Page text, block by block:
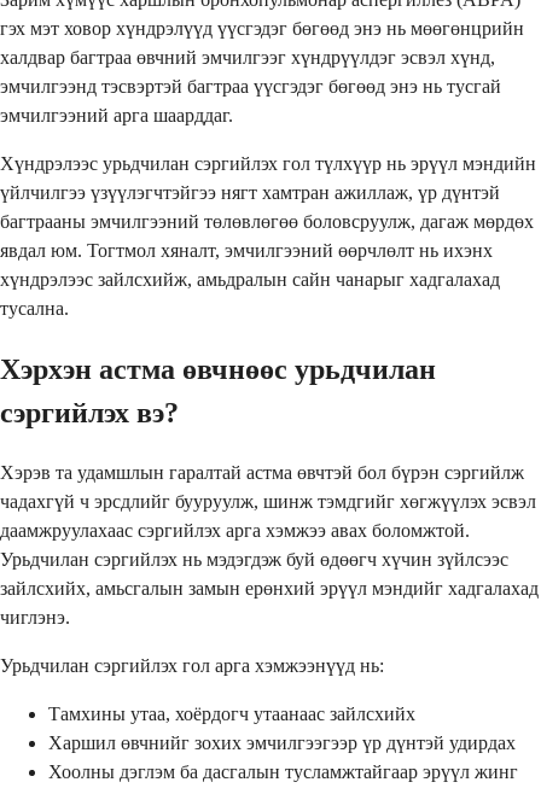
гэх мэт ховор хүндрэлүүд үүсгэдэг бөгөөд энэ нь мөөгөнцрийн
халдвар багтраа өвчний эмчилгээг хүндрүүлдэг эсвэл хүнд,
эмчилгээнд тэсвэртэй багтраа үүсгэдэг бөгөөд энэ нь тусгай
эмчилгээний арга шаарддаг.
Хүндрэлээс урьдчилан сэргийлэх гол түлхүүр нь эрүүл мэндийн
үйлчилгээ үзүүлэгчтэйгээ нягт хамтран ажиллаж, үр дүнтэй
багтрааны эмчилгээний төлөвлөгөө боловсруулж, дагаж мөрдөх
явдал юм. Тогтмол хяналт, эмчилгээний өөрчлөлт нь ихэнх
хүндрэлээс зайлсхийж, амьдралын сайн чанарыг хадгалахад
тусална.
Хэрхэн астма өвчнөөс урьдчилан
сэргийлэх вэ?
Хэрэв та удамшлын гаралтай астма өвчтэй бол бүрэн сэргийлж
чадахгүй ч эрсдлийг бууруулж, шинж тэмдгийг хөгжүүлэх эсвэл
даамжруулахаас сэргийлэх арга хэмжээ авах боломжтой.
Урьдчилан сэргийлэх нь мэдэгдэж буй өдөөгч хүчин зүйлсээс
зайлсхийх, амьсгалын замын ерөнхий эрүүл мэндийг хадгалахад
чиглэнэ.
Урьдчилан сэргийлэх гол арга хэмжээнүүд нь:
Тамхины утаа, хоёрдогч утаанаас зайлсхийх
Харшил өвчнийг зохих эмчилгээгээр үр дүнтэй удирдах
Хоолны дэглэм ба дасгалын тусламжтайгаар эрүүл жинг